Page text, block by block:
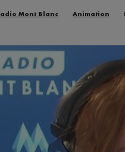
Mont Blanc Animation